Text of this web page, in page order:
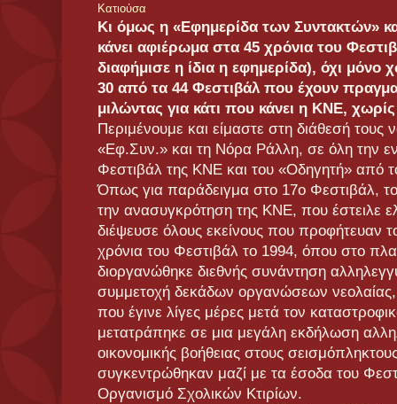
Κατιούσα
Κι όμως η «Εφημερίδα των Συντακτών»
κάνει αφιέρωμα στα 45 χρόνια του
διαφήμισε η ίδια η εφημερίδα), όχι μόνο
30 από τα 44 Φεστιβάλ που έχουν
μιλώντας για κάτι που κάνει η ΚΝΕ,
Περιμένουμε και είμαστε στη διάθεσή τους
«Εφ.Συν.» και τη Νόρα Ράλλη, σε όλη την
Φεστιβάλ της ΚΝΕ και του «Oδηγητή» από
Όπως για παράδειγμα στο 17ο Φεστιβάλ,
την ανασυγκρότηση της ΚΝΕ, που έστειλε
διέψευσε όλους εκείνους που προφήτευαν
χρόνια του Φεστιβάλ το 1994, όπου στο
διοργανώθηκε διεθνής συνάντηση
συμμετοχή δεκάδων οργανώσεων
που έγινε λίγες μέρες μετά τον
μετατράπηκε σε μια μεγάλη εκδήλωση
οικονομικής βοήθειας στους
συγκεντρώθηκαν μαζί με τα έσοδα του
Οργανισμό Σχολικών Κτιρίων.